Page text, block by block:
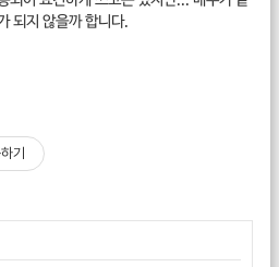
되지 않을까 합니다.
기